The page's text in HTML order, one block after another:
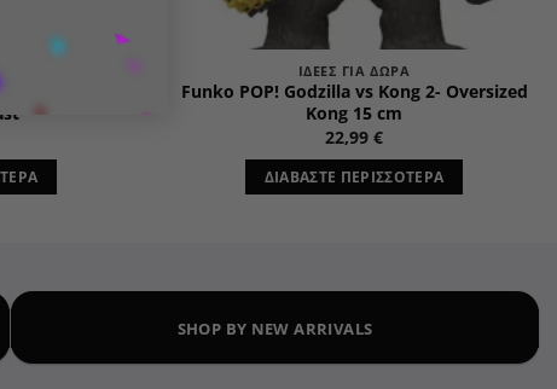
Ball- Super
ΙΔΈΕΣ ΓΙΑ ΔΏΡΑ
Funko POP! Godzilla vs Kong 2- Oversized
Kong 15 cm
22,99 €
ΔΙΑΒΆΣΤΕ ΠΕΡΙΣΣΌΤΕΡΑ
SHOP BY NEW ARRIVALS